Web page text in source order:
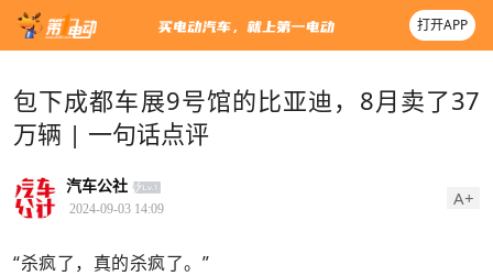
打开APP
包下成都车展9号馆的比亚迪，8月卖了37
万辆 | 一句话点评
汽车公社
2024-09-03 14:09 A+
“杀疯了，真的杀疯了。”